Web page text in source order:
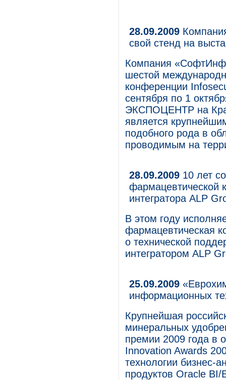
28.09.2009
свой стенд на
Компания
шестой
конференции
сентября по 1
ЭКСПОЦЕНТР на
является
подобного рода в
проводимым на
28.09.2009 10 лет
фармацевтической
интегратора ALP
В этом году
фармацевтическая
о технической
интегратором ALP
25.09.2009
информационных
Крупнейшая
минеральных
премии 2009 года в
Innovation Awards
технологии бизнес-
продуктов Oracle BI/